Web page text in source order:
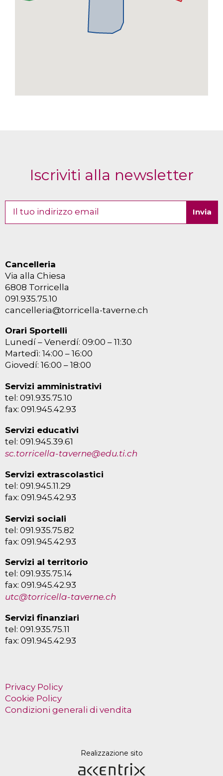
Iscriviti alla newsletter
Cancelleria
Via alla Chiesa
6808 Torricella
091.935.75.10
cancelleria@torricella-taverne.ch
Orari Sportelli
Lunedí – Venerdí: 09:00 – 11:30
Martedì: 14:00 – 16:00
Giovedí: 16:00 – 18:00
Servizi amministrativi
tel: 091.935.75.10
fax: 091.945.42.93
Servizi educativi
tel: 091.945.39.61
sc.torricella-taverne@edu.ti.ch
Servizi extrascolastici
tel: 091.945.11.29
fax: 091.945.42.93
Servizi sociali
tel: 091.935.75.82
fax: 091.945.42.93
Servizi al territorio
tel: 091.935.75.14
fax: 091.945.42.93
utc@torricella-taverne.ch
Servizi finanziari
tel: 091.935.75.11
fax: 091.945.42.93
Privacy Policy
Cookie Policy
Condizioni generali di vendita
Realizzazione sito